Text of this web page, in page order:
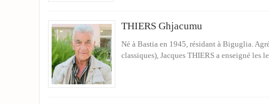
THIERS Ghjacumu
Né à Bastia en 1945, résidant à Biguglia.
classiques), Jacques THIERS a enseigné les